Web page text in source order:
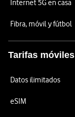
Internet 5G en casa
Fibra, móvil y fútbol
Tarifas móviles
Datos ilimitados
eSIM